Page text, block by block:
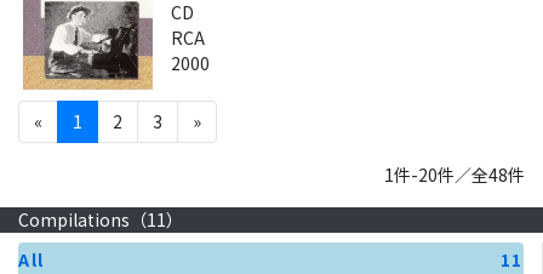
CD
RCA
2000
« 1 2 3 »
1件-20件／全48件
Compilations（11）
All
11